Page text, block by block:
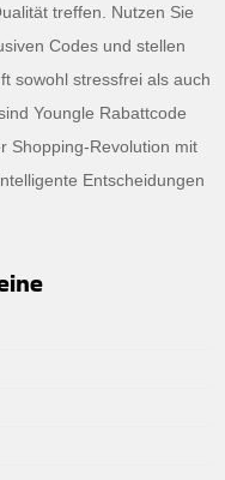
treffen. Nutzen Sie
Codes und stellen
sowohl stressfrei als auch
Youngle Rabattcode
Shopping-Revolution mit
Entscheidungen